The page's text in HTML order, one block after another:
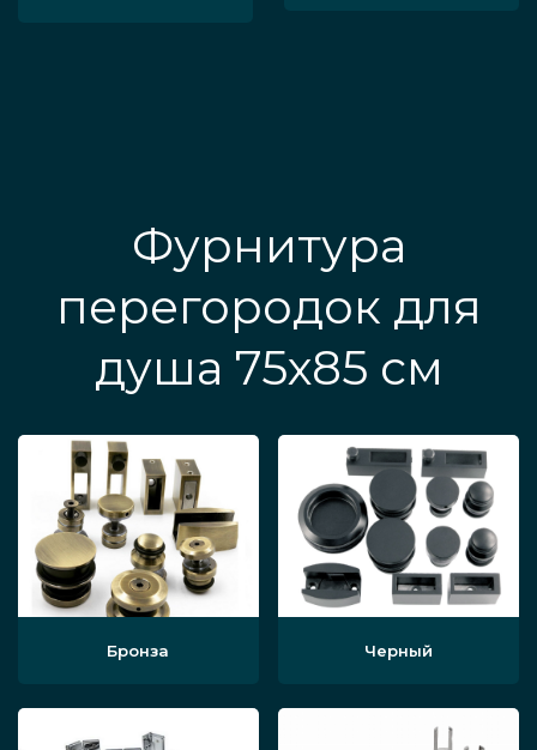
Фурнитура
перегородок для
душа 75х85 см
Бронза Черный